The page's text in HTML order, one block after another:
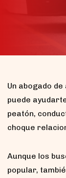
Un abogado
puede
peatón,
choque
Aunque los
popular,